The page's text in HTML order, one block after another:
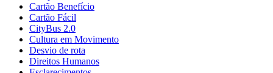
Cartão Benefício
Cartão Fácil
CityBus 2.0
Cultura em Movimento
Desvio de rota
Direitos Humanos